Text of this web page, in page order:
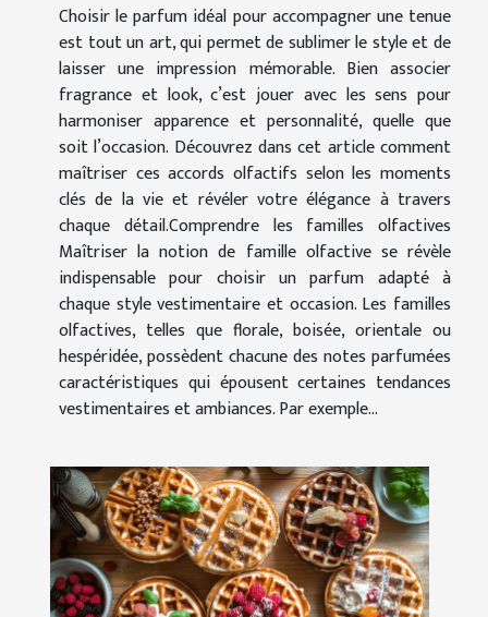
Choisir le parfum idéal pour accompagner une tenue
est tout un art, qui permet de sublimer le style et de
laisser une impression mémorable. Bien associer
fragrance et look, c’est jouer avec les sens pour
harmoniser apparence et personnalité, quelle que
soit l’occasion. Découvrez dans cet article comment
maîtriser ces accords olfactifs selon les moments
clés de la vie et révéler votre élégance à travers
chaque détail.Comprendre les familles olfactives
Maîtriser la notion de famille olfactive se révèle
indispensable pour choisir un parfum adapté à
chaque style vestimentaire et occasion. Les familles
olfactives, telles que florale, boisée, orientale ou
hespéridée, possèdent chacune des notes parfumées
caractéristiques qui épousent certaines tendances
vestimentaires et ambiances. Par exemple...